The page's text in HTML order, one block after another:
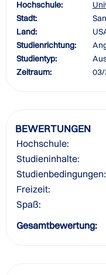
Hochschule:
Stadt:
Land:
Studienrichtung:
Studientyp:
Zeitraum:
BEWERTUNGEN
Hochschule:
Studieninhalte:
Studienbedingungen:
Freizeit:
Spaß:
Gesamtbewertung: